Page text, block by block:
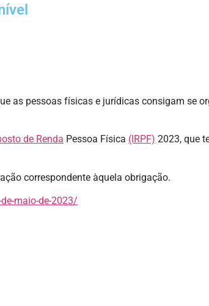
as pessoas físicas e jurídicas consigam se
de Renda Pessoa Física (IRPF) 2023, que
correspondente àquela obrigação.
maio-de-2023/